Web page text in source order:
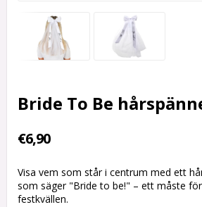
Bride To Be
€6,90
Visa vem som står i centrum med ett
som säger "Bride to be!" – ett måste
festkvällen.